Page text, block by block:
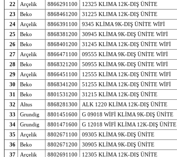
22
Arçelik 8866291100
12325 KLIMA 12K-DIŞ ÜNİTE
23
Beko 8868461200
31225 KLIMA 12K-DIŞ ÜNİTE
24
Arçelik 8866391100
9345 KLİMA 9K-DIŞ ÜNİTE WİFİ
25
Beko 8868381200
30945 KLİMA 9K-DIŞ ÜNİTE WİFİ
26
Beko 8868401200
31245 KLİMA 12K-DIŞ ÜNİTE WİFİ
27
Arçelik 8866471100
09555 KLİMA 9K-DIŞ ÜNİTE WİFİ
28
Beko 8868321200
50955 KLİMA 9K-DIŞ ÜNİTE WİFİ
29
Arçelik 8866451100
12555 KLİMA 12K-DIŞ ÜNİTE WİFİ
30
Beko 8868341200
51255 KLİMA 12K-DIŞ ÜNİTE WİFİ
31
Beko 8801531200
31215 KLİMA 12K-DIŞ ÜNİTE
32
Altus 8868281300
ALK 1220 KLİMA 12K-DIŞ ÜNİTE
33
Grundig 8801451600
G 09018 WİFİ KLİMA 9K-DIŞ ÜNİTE
34
Grundig 8801471600
G 12018 WİFİ KLİMA 12K-DIŞ ÜNİTE
35
Arçelik 8802671100
09305 KLİMA 9K-DIŞ ÜNİTE
36
Beko 8802671200
30905 KLİMA 9K-DIŞ ÜNİTE
37
Arçelik 8802691100
12305 KLİMA 12K-DIŞ ÜNİTE